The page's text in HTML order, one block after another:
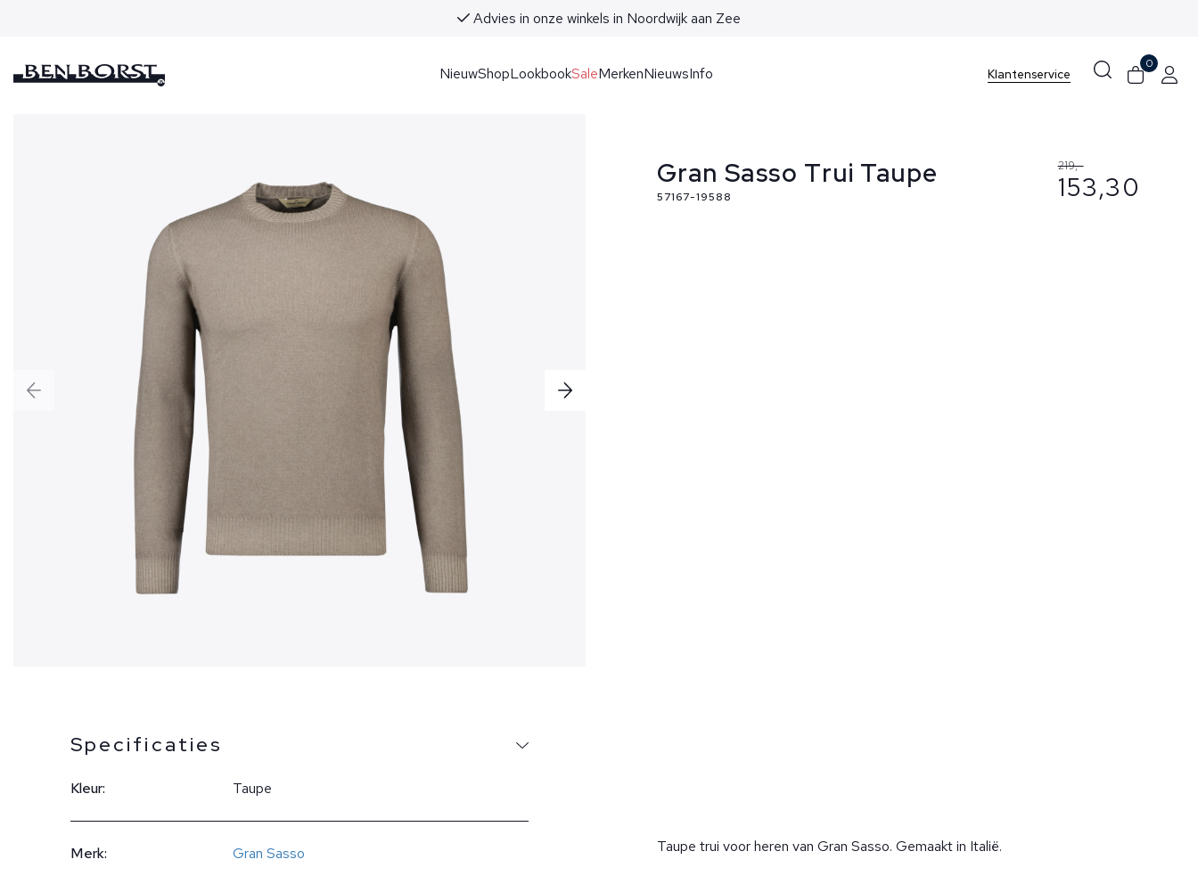
Advies in onze winkels in Noordwijk aan Zee
NieuwShopLookbookSaleMerkenNieuwsInfo Klantenservice
0
Specificaties
Kleur: Taupe
Merk: Gran Sasso
Gran Sasso Trui Taupe
57167-19588
Taupe trui voor heren van Gran Sasso. Gemaakt in Italië.
219,-
153,30